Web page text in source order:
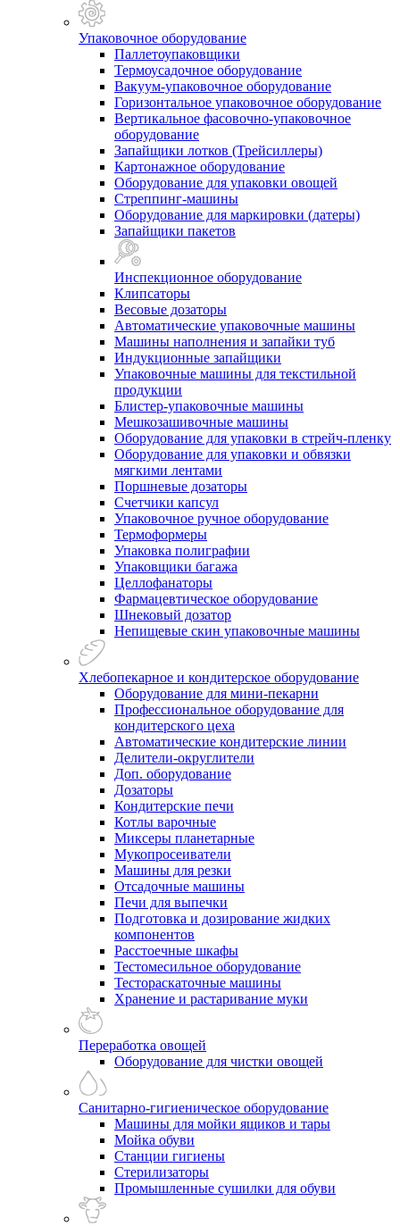
Упаковочное оборудование
Паллетоупаковщики
Термоусадочное оборудование
Вакуум-упаковочное оборудование
Горизонтальное упаковочное оборудование
Вертикальное фасовочно-упаковочное
оборудование
Запайщики лотков (Трейсиллеры)
Картонажное оборудование
Оборудование для упаковки овощей
Стреппинг-машины
Оборудование для маркировки (датеры)
Запайщики пакетов
Инспекционное оборудование
Клипсаторы
Весовые дозаторы
Автоматические упаковочные машины
Машины наполнения и запайки туб
Индукционные запайщики
Упаковочные машины для текстильной
продукции
Блистер-упаковочные машины
Мешкозашивочные машины
Оборудование для упаковки в стрейч-пленку
Оборудование для упаковки и обвязки
мягкими лентами
Поршневые дозаторы
Счетчики капсул
Упаковочное ручное оборудование
Термоформеры
Упаковка полиграфии
Упаковщики багажа
Целлофанаторы
Фармацевтическое оборудование
Шнековый дозатор
Непищевые скин упаковочные машины
Хлебопекарное и кондитерское оборудование
Оборудование для мини-пекарни
Профессиональное оборудование для
кондитерского цеха
Автоматические кондитерские линии
Делители-округлители
Доп. оборудование
Дозаторы
Кондитерские печи
Котлы варочные
Миксеры планетарные
Мукопросеиватели
Машины для резки
Отсадочные машины
Печи для выпечки
Подготовка и дозирование жидких
компонентов
Расстоечные шкафы
Тестомесильное оборудование
Тестораскаточные машины
Хранение и растаривание муки
Переработка овощей
Оборудование для чистки овощей
Санитарно-гигиеническое оборудование
Машины для мойки ящиков и тары
Мойка обуви
Станции гигиены
Стерилизаторы
Промышленные сушилки для обуви